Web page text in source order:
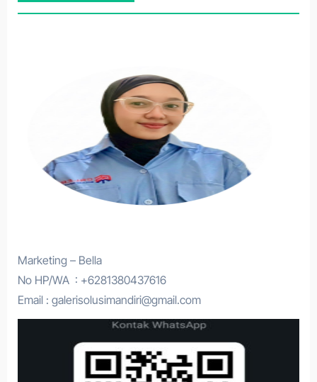
Marketing – Bella
No HP/WA : +6281380437616
Email : galerisolusimandiri@gmail.com